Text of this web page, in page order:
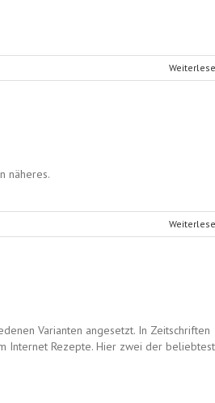
näheres.
Varianten angesetzt. In Zeitschriften
Internet Rezepte. Hier zwei der